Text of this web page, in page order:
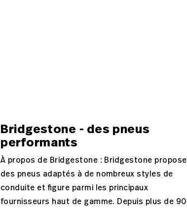
Bridgestone - des pneus
performants
À propos de Bridgestone : Bridgestone propose
des pneus adaptés à de nombreux styles de
conduite et figure parmi les principaux
fournisseurs haut de gamme. Depuis plus de 90